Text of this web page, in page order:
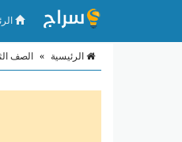
الرئيسية » الصف